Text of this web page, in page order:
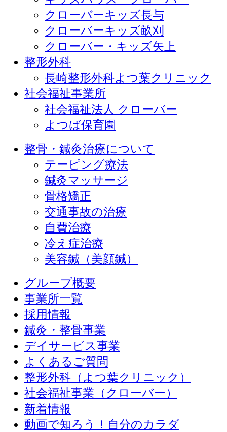
クローバーキッズ長与
クローバーキッズ畝刈
クローバー・キッズ矢上
整形外科
長崎整形外科よつ葉クリニック
社会福祉事業所
社会福祉法人 クローバー
よつば保育園
整骨・鍼灸治療について
テーピング療法
鍼灸マッサージ
骨格矯正
交通事故の治療
自費治療
冷え症治療
美容鍼（美顔鍼）
グループ概要
事業所一覧
採用情報
鍼灸・整骨事業
デイサービス事業
よくあるご質問
整形外科（よつ葉クリニック）
社会福祉事業（クローバー）
新着情報
動画で知ろう！自分のカラダ